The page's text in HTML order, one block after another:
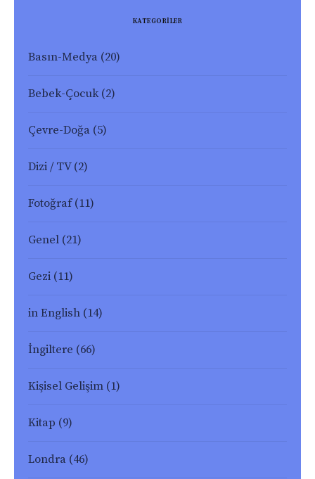
KATEGORİLER
Basın-Medya (20)
Bebek-Çocuk(2)
Çevre-Doğa (5)
Dizi / TV(2)
Fotoğraf(11)
Genel (21)
Gezi (11)
in English (14)
İngiltere (66)
Kişisel Gelişim (1)
Kitap (9)
Londra (46)